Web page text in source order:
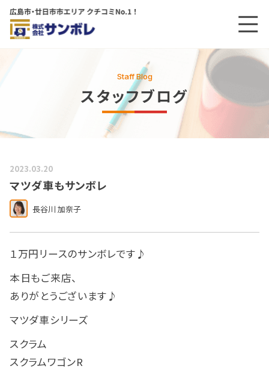
メニ
Staff Blog
スタッフブログ
2023.03.20
マツダ車もサンボレ
長谷川 加奈子
１万円リースのサンボレです♪
本日もご来店、
ありがとうございます♪
マツダ車シリーズ
スクラム
スクラムワゴンR